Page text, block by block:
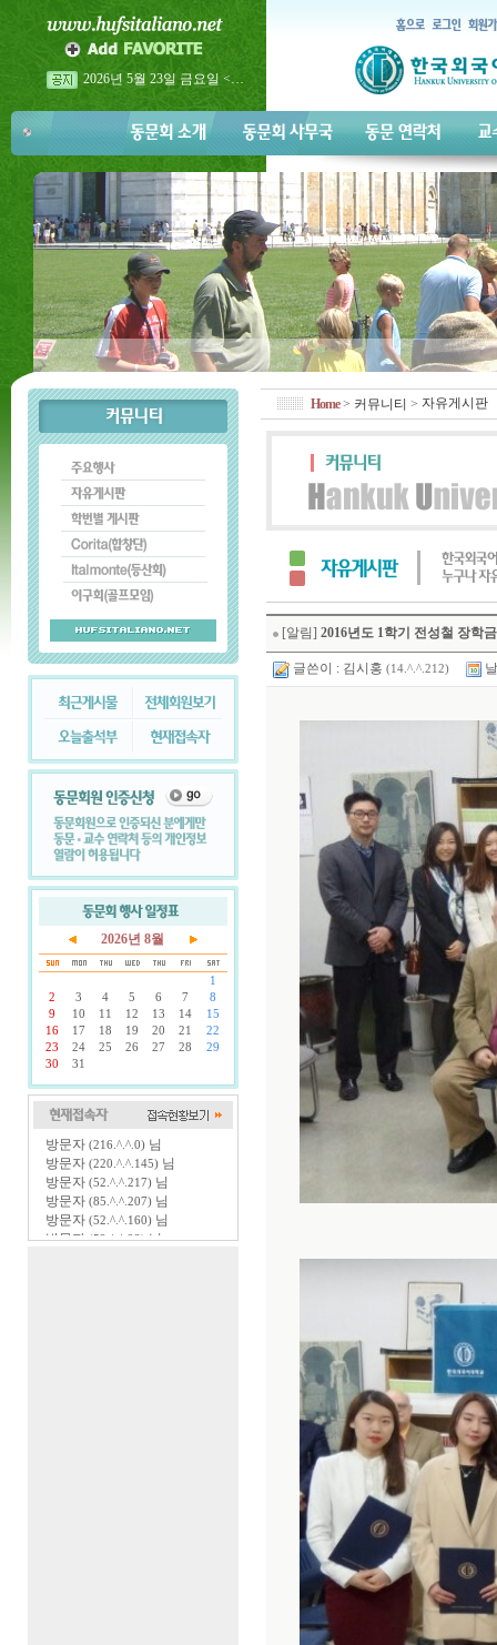
2026년 5월 23일 금요일 <…
2026년 이탈리아어과 홈…
2026년 이탈리아어과 홈…
2026년 8월
1
2
3 4 5 6 7
8
9
10 11 12 13 14
15
16
17 18 19 20 21
22
23
24 25 26 27 28
29
30
31
방문자 (216.^.^.0) 님
방문자 (220.^.^.145) 님
방문자 (52.^.^.217) 님
방문자 (85.^.^.207) 님
방문자 (52.^.^.160) 님
방문자(52.^.^.23)님
Home> 커뮤니티 > 자유게시판
[알림] 2016년도 1학기 전성철 장학
글쓴이 : 김시홍 (14.^.^.212)